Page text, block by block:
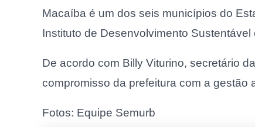
Macaíba é um dos seis municípios do
Instituto de Desenvolvimento
De acordo com Billy Viturino, secretário
compromisso da prefeitura com a gestão
Fotos: Equipe Semurb